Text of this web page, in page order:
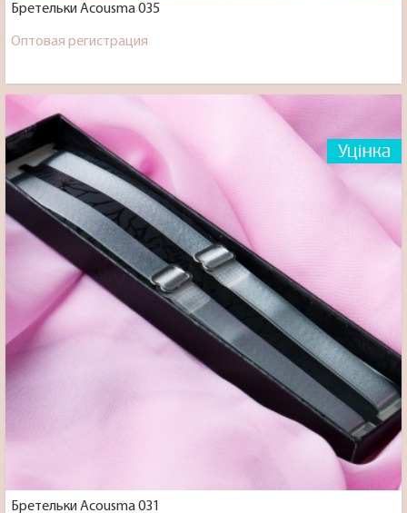
Бретельки Acousma 035
Оптовая регистрация
Бретельки Acousma 031